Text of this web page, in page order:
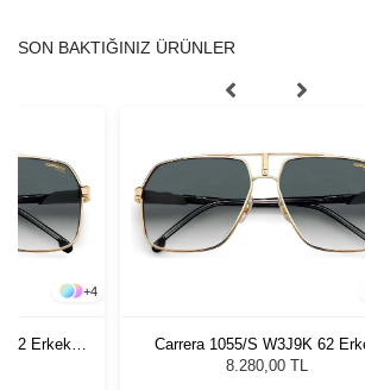
SON BAKTIĞINIZ ÜRÜNLER
+4
62 Erkek
Carrera 1055/S W3J9K 62
Güneş Gözlüğü
8.280,00 TL